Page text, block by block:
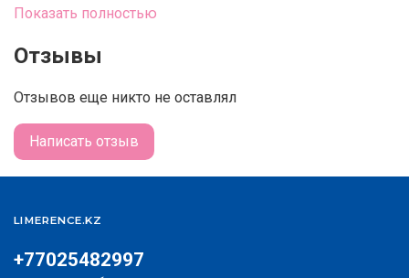
плотность и упругость, уменьшая видимость пор.
акне и угревой сыпи, укрепляет защитный барьер.
Тоник приятно освежает кожу, устраняя стянутость и
дальнейшему уходу, повышая эффективность других
уходовых средств.
Показать полностью
Отзывы
Отзывов еще никто не оставлял
Написать отзыв
+77025482997
LIMERENCE.KZ